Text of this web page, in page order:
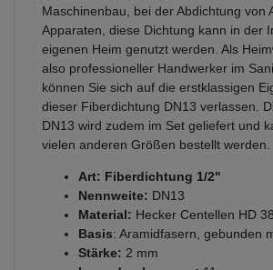
Maschinenbau, bei der Abdichtung von
Apparaten, diese Dichtung kann in der
eigenen Heim genutzt werden. Als
also professioneller Handwerker im
können Sie sich auf die erstklassigen
dieser Fiberdichtung DN13 verlassen.
DN13 wird zudem im Set geliefert und
vielen anderen Größen bestellt werden.
Art: Fiberdichtung 1/2"
Nennweite: DN13
Material: Hecker Centellen HD
Basis: Aramidfasern, gebunden
Stärke: 2 mm